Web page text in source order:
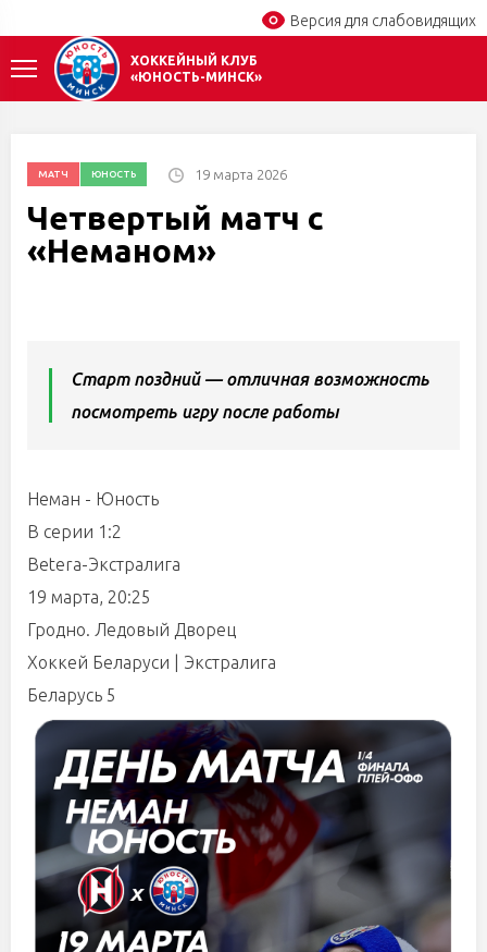
Версия для слабовидящих
ХОККЕЙНЫЙ КЛУБ
«ЮНОСТЬ-МИНСК»
МАТЧ ЮНОСТЬ 19 марта 2026
Четвертый матч с
«Неманом»
Старт поздний — отличная возможность
посмотреть игру после работы
Неман - Юность
В серии 1:2
Betera-Экстралига
19 марта, 20:25
Гродно. Ледовый Дворец
Хоккей Беларуси | Экстралига
Беларусь 5